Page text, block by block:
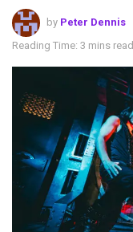
by Peter Dennis
Reading Time: 3 mins read